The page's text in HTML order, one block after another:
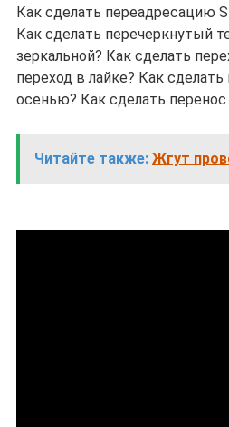
Как сделать переадресацию
Как сделать перечеркнутый
зеркальной? Как сделать
переход в лайке? Как
осенью? Как сделать
Читайте также: Жгут